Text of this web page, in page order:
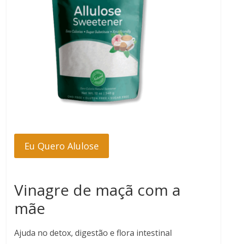
Eu Quero Alulose
Vinagre de maçã com a
mãe
Ajuda no detox, digestão e flora intestinal